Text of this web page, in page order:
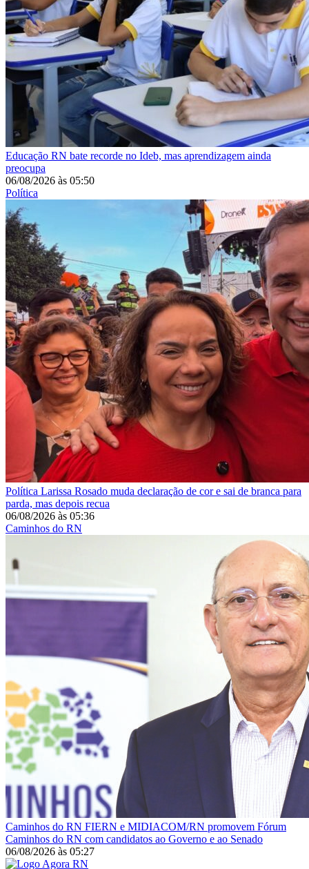
Educação RN bate recorde no Ideb, mas aprendizagem ainda
preocupa
06/08/2026 às 05:50
Política
Política Larissa Rosado muda declaração de cor e sai de branca para
parda, mas depois recua
06/08/2026 às 05:36
Caminhos do RN
Caminhos do RN FIERN e MIDIACOM/RN promovem Fórum
Caminhos do RN com candidatos ao Governo e ao Senado
06/08/2026 às 05:27